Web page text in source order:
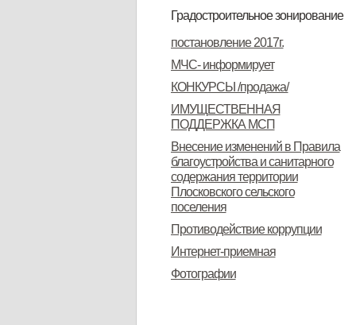
Градостроительное зонирование
протокол публичных слушаний
заключения о результатах
публичных слушаний
о проведении публичных
слушаний
проект внесения изменений в
текстовую часть ПЗЗ
протокол публичных слушаний
участники публичных слушаний
заключения по результатам
публичных слушаний
постановление 2017г.
МЧС- информирует
КОНКУРСЫ /продажа/
ИМУЩЕСТВЕННАЯ
ПОДДЕРЖКА МСП
Внесение изменений в Правила
благоустройства и санитарного
содержания территории
Плосковского сельского
поселения
Противодействие коррупции
Интернет-приемная
Фотографии